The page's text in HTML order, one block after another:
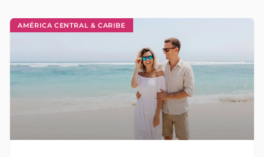
AMÉRICA CENTRAL & CARIBE